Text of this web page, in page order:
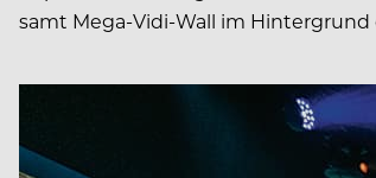
samt ­Mega-Vidi-Wall im Hintergrund